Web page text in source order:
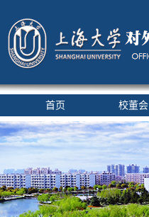
首页 校董会